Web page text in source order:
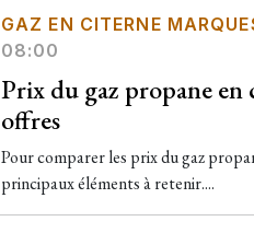
GAZ EN CITERNE
08:00
Prix du gaz propane
offres
Pour comparer les prix du gaz
principaux éléments à retenir....